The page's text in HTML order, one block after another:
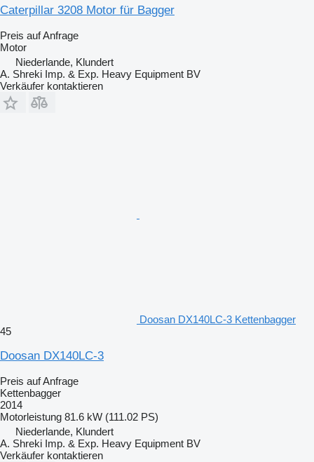
Caterpillar 3208 Motor für Bagger
Preis auf Anfrage
Motor
Niederlande, Klundert
A. Shreki Imp. & Exp. Heavy Equipment BV
Verkäufer kontaktieren
Doosan DX140LC-3 Kettenbagger
45
Doosan DX140LC-3
Preis auf Anfrage
Kettenbagger
2014
Motorleistung 81.6 kW (111.02 PS)
Niederlande, Klundert
A. Shreki Imp. & Exp. Heavy Equipment BV
Verkäufer kontaktieren